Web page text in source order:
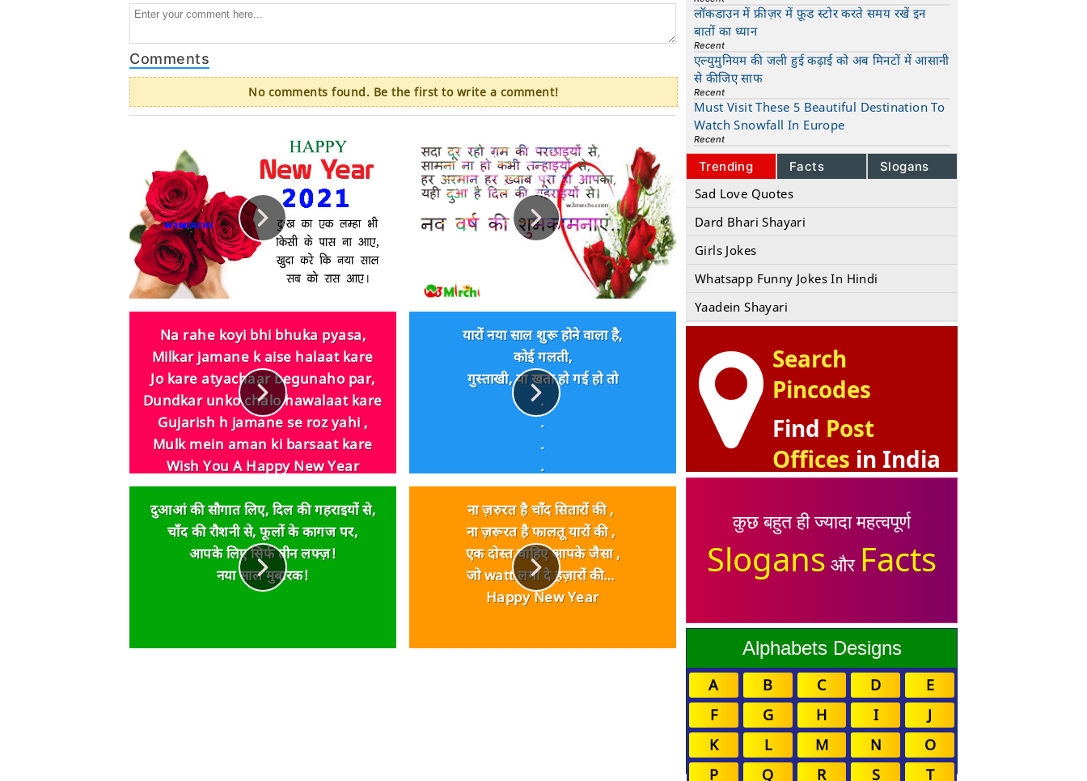
Comments
No comments found. Be the first to write a comment!
Na rahe koyi bhi bhuka pyasa,
Milkar jamane k aise halaat kare
Jo kare atyachaar begunaho par,
Dundkar unko chalo hawalaat kare
Gujarish h jamane se roz yahi ,
Mulk mein aman ki barsaat kare
Wish You A Happy New Year
यारों नया साल शुरू होने वाला है,
कोई गलती,
गुस्ताखी, या खता हो गई हो तो
.
.
.
.
टेंशन मत लेना,
माफी मांग लो मैं आज अच्छे मूड में हूँ ।
दुआआं की सौगात लिए, दिल की गहराइयों से,
चाँद की रौशनी से, फूलों के कागज पर,
आपके लिए सिर्फ तीन लफ्ज़!
नया साल मुबारक!
ना ज़रुरत है चाँद सितारों की ,
ना ज़रूरत है फालतू यारों की ,
एक दोस्त चाहिए आपके जैसा ,
जो watt लगा दे हज़ारों की…
Happy New Year
लॉकडाउन में फ्रीज़र में फ़ूड स्टोर करते समय रखें इन
बातों का ध्यान
Recent
एल्युमुनियम की जली हुई कढ़ाई को अब मिनटों में आसानी
से कीजिए साफ
Recent
Must Visit These 5 Beautiful Destination To
Watch Snowfall In Europe
Recent
Trending Facts Slogans
Sad Love Quotes
Dard Bhari Shayari
Girls Jokes
Whatsapp Funny Jokes In Hindi
Yaadein Shayari
Search
Pincodes
Find Post
Offices in India
कुछ बहुत ही ज्यादा महत्वपूर्ण
Slogans और Facts
Alphabets Designs
A B C D
E
F
G H I
J
K
L M N
O
P
Q R S T